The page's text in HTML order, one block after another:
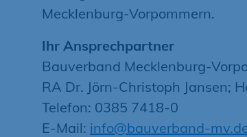
Mecklenburg-Vorpommern.
Ihr Ansprechpartner
Bauverband Mecklenburg-
RA Dr. Jörn-Christoph Jansen;
Telefon: 0385 7418-0
E-Mail: info@bauverband-